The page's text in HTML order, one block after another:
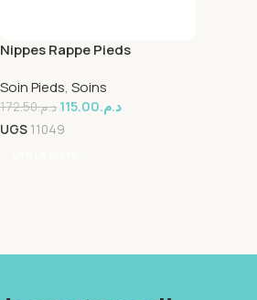
Nippes Rappe Pieds
Soin Pieds, Soins
د.م.172.50 د.م.115.00
UGS 11049